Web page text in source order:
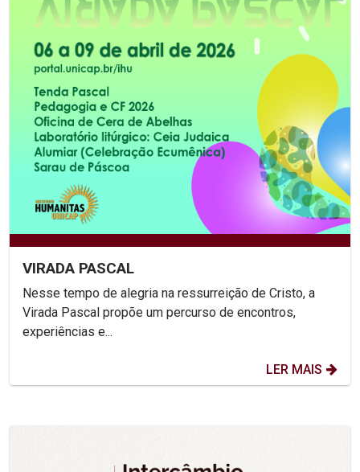
VIRADA PASCAL
Nesse tempo de alegria na ressurreição de Cristo, a
Virada Pascal propõe um percurso de encontros,
experiências e...
LER MAIS